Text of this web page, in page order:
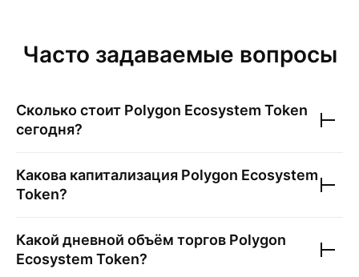
Часто задаваемые вопросы
Сколько стоит Polygon Ecosystem Token
сегодня?
Какова капитализация Polygon Ecosystem
Token?
Какой дневной объём торгов Polygon
Ecosystem Token?